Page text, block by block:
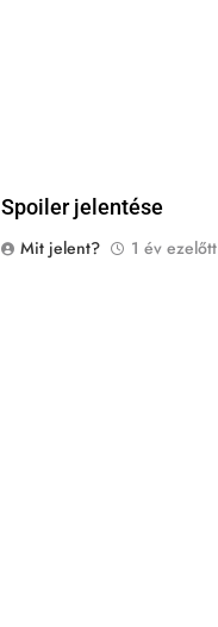
Spoiler jelentése
Mit jelent?
1 év ezelőtt